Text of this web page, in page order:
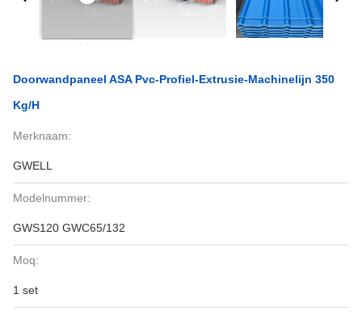
Doorwandpaneel ASA Pvc-Profiel-Extrusie-Machinelijn 350
Kg/h
Merknaam:
GWELL
Modelnummer:
GWS120 GWC65/132
Moq:
1 set